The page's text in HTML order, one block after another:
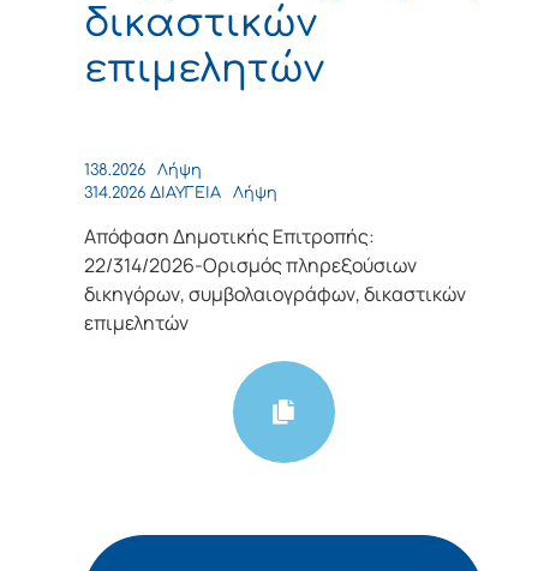
δικαστικών
επιμελητών
138.2026
Λήψη
314.2026 ΔΙΑΥΓΕΙΑ
Λήψη
Απόφαση Δημοτικής Επιτροπής:
22/314/2026-Ορισμός πληρεξούσιων
δικηγόρων, συμβολαιογράφων, δικαστικών
επιμελητών